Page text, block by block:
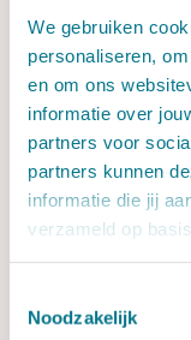
We gebruiken
personaliseren,
en om ons
informatie over
partners voor
partners kunnen
informatie die jij
verzameld op
Noodzakelijk